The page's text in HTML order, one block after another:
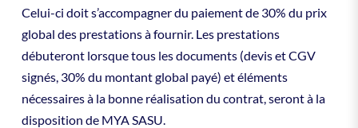
Celui-ci doit s’accompagner du paiement de 30% du prix
global des prestations à fournir. Les prestations
débuteront lorsque tous les documents (devis et CGV
signés, 30% du montant global payé) et éléments
nécessaires à la bonne réalisation du contrat, seront à la
disposition de MYA SASU.